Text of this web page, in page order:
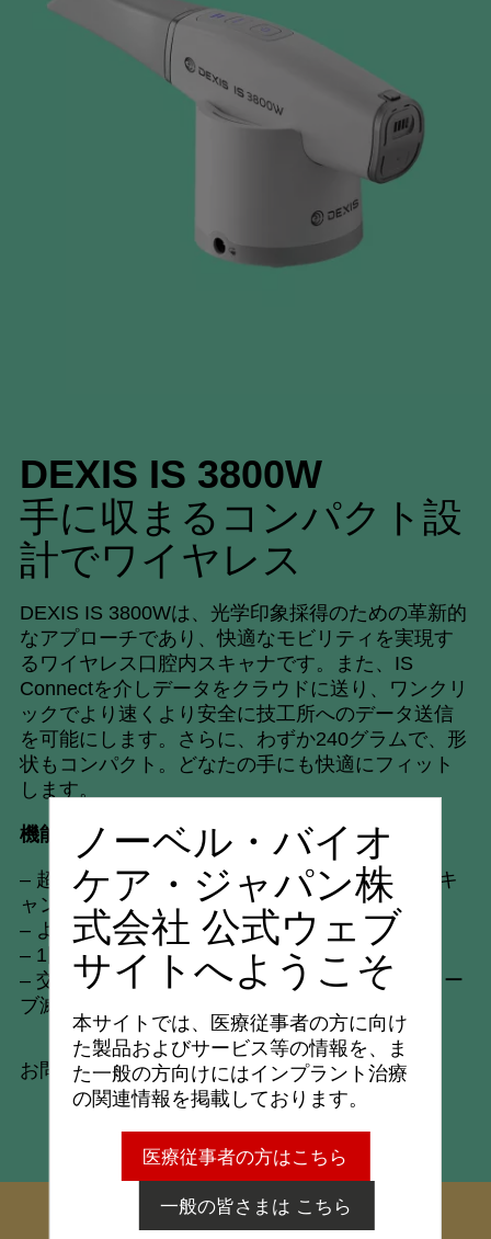
DEXIS IS 3800W
手に収まるコンパクト設
計でワイヤレス
DEXIS IS 3800Wは、光学印象採得のための革新的
なアプローチであり、快適なモビリティを実現す
るワイヤレス口腔内スキャナです。また、IS
Connectを介しデータをクラウドに送り、ワンクリ
ックでより速くより安全に技工所へのデータ送信
を可能にします。さらに、わずか240グラムで、形
状もコンパクト。どなたの手にも快適にフィット
します。
機能：
– 超高速スキャン： アーチ全体を最短25秒でスキ
ャン*
– より広範囲で、より深度のある撮影領域
– 1回の充電で1時間のスキャンが可能
– 交換可能な先端チップは110回までオートクレー
ブ滅菌ができ、経済的
お問い合わせはこちら
ノーベル・バイオ
ケア・ジャパン株
式会社 公式ウェブ
サイトへようこそ
本サイトでは、医療従事者の方に向け
た製品およびサービス等の情報を、ま
た一般の方向けにはインプラント治療
の関連情報を掲載しております。
医療従事者の方はこちら
一般の皆さまは こちら